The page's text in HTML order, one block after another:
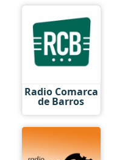
Radio Comarca
de Barros